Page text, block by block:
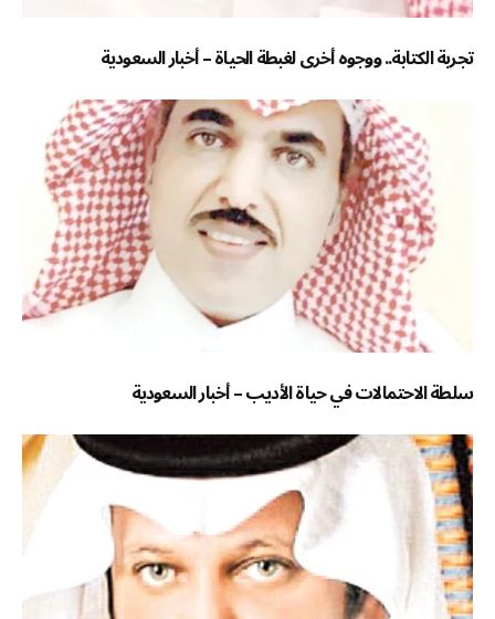
تجربة الكتابة.. ووجوه أخرى لغبطة الحياة – أخبار السعودية
سلطة الاحتمالات في حياة الأديب – أخبار السعودية